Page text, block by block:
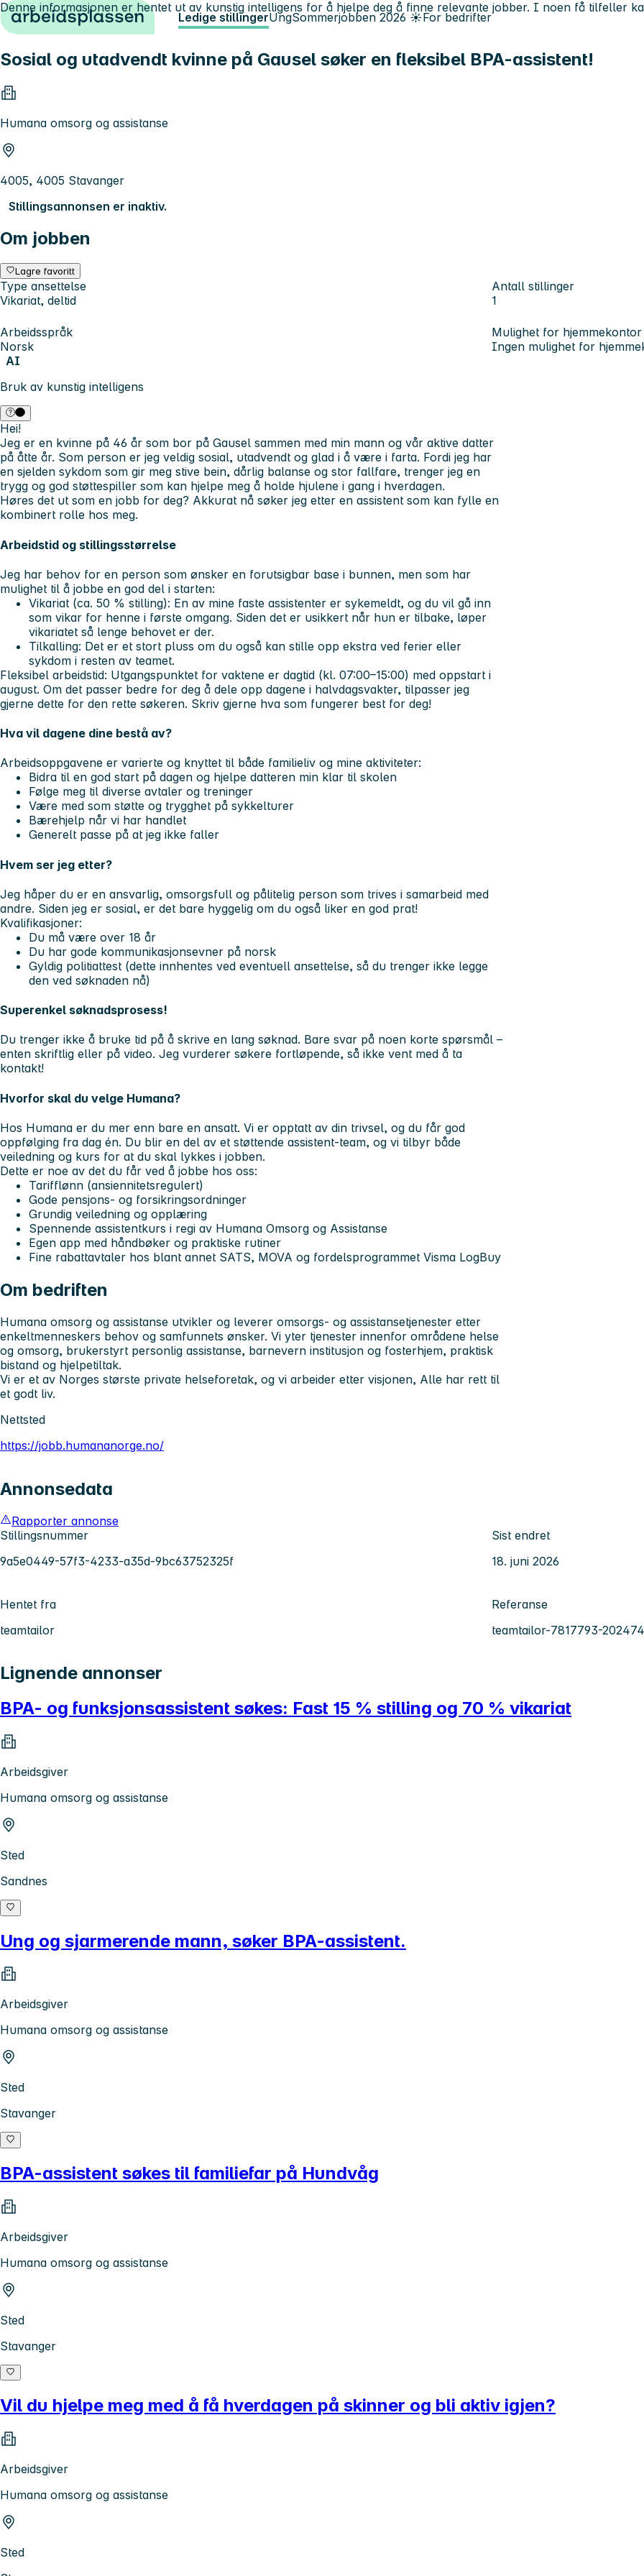
Hopp til innhold Ledige stillingerUngSommerjobben 2026 ☀️For bedrifter
Sosial og utadvendt kvinne på Gausel søker en fleksibel BPA-assistent!
Humana omsorg og assistanse
4005, 4005 Stavanger
Stillingsannonsen er inaktiv.
Om jobben
Lagre favoritt
Type ansettelse
Vikariat, deltid
Antall stillinger
1
Arbeidsspråk
Norsk
Mulighet for hjemmekontor
Ingen mulighet for
AI
Bruk av kunstig intelligens
Denne informasjonen er hentet ut av kunstig intelligens for å hjelpe deg å finne relevante jobber. I noen få tilfeller
Hei!
Jeg er en kvinne på 46 år som bor på Gausel sammen med min mann og vår aktive datter
på åtte år. Som person er jeg veldig sosial, utadvendt og glad i å være i farta. Fordi jeg har
en sjelden sykdom som gir meg stive bein, dårlig balanse og stor fallfare, trenger jeg en
trygg og god støttespiller som kan hjelpe meg å holde hjulene i gang i hverdagen.
Høres det ut som en jobb for deg? Akkurat nå søker jeg etter en assistent som kan fylle en
kombinert rolle hos meg.
Arbeidstid og stillingsstørrelse
Jeg har behov for en person som ønsker en forutsigbar base i bunnen, men som har
mulighet til å jobbe en god del i starten:
Vikariat (ca. 50 % stilling): En av mine faste assistenter er sykemeldt, og du vil gå inn
som vikar for henne i første omgang. Siden det er usikkert når hun er tilbake, løper
vikariatet så lenge behovet er der.
Tilkalling: Det er et stort pluss om du også kan stille opp ekstra ved ferier eller
sykdom i resten av teamet.
Fleksibel arbeidstid: Utgangspunktet for vaktene er dagtid (kl. 07:00–15:00) med oppstart i
august. Om det passer bedre for deg å dele opp dagene i halvdagsvakter, tilpasser jeg
gjerne dette for den rette søkeren. Skriv gjerne hva som fungerer best for deg!
Hva vil dagene dine bestå av?
Arbeidsoppgavene er varierte og knyttet til både familieliv og mine aktiviteter:
Bidra til en god start på dagen og hjelpe datteren min klar til skolen
Følge meg til diverse avtaler og treninger
Være med som støtte og trygghet på sykkelturer
Bærehjelp når vi har handlet
Generelt passe på at jeg ikke faller
Hvem ser jeg etter?
Jeg håper du er en ansvarlig, omsorgsfull og pålitelig person som trives i samarbeid med
andre. Siden jeg er sosial, er det bare hyggelig om du også liker en god prat!
Kvalifikasjoner:
Du må være over 18 år
Du har gode kommunikasjonsevner på norsk
Gyldig politiattest (dette innhentes ved eventuell ansettelse, så du trenger ikke legge
den ved søknaden nå)
Superenkel søknadsprosess!
Du trenger ikke å bruke tid på å skrive en lang søknad. Bare svar på noen korte spørsmål –
enten skriftlig eller på video. Jeg vurderer søkere fortløpende, så ikke vent med å ta
kontakt!
Hvorfor skal du velge Humana?
Hos Humana er du mer enn bare en ansatt. Vi er opptatt av din trivsel, og du får god
oppfølging fra dag én. Du blir en del av et støttende assistent-team, og vi tilbyr både
veiledning og kurs for at du skal lykkes i jobben.
Dette er noe av det du får ved å jobbe hos oss:
Tarifflønn (ansiennitetsregulert)
Gode pensjons- og forsikringsordninger
Grundig veiledning og opplæring
Spennende assistentkurs i regi av Humana Omsorg og Assistanse
Egen app med håndbøker og praktiske rutiner
Fine rabattavtaler hos blant annet SATS, MOVA og fordelsprogrammet Visma LogBuy
Om bedriften
Humana omsorg og assistanse utvikler og leverer omsorgs- og assistansetjenester etter
enkeltmenneskers behov og samfunnets ønsker. Vi yter tjenester innenfor områdene helse
og omsorg, brukerstyrt personlig assistanse, barnevern institusjon og fosterhjem, praktisk
bistand og hjelpetiltak.
Vi er et av Norges største private helseforetak, og vi arbeider etter visjonen, Alle har rett til
et godt liv.
Nettsted
https://jobb.humananorge.no/
Annonsedata
Rapporter annonse
Stillingsnummer
9a5e0449-57f3-4233-a35d-9bc63752325f
Sist endret
18. juni 2026
Hentet fra
teamtailor
Referanse
teamtailor-7817793-
Lignende annonser
BPA- og funksjonsassistent søkes: Fast 15 % stilling og 70 % vikariat
Arbeidsgiver
Humana omsorg og assistanse
Sted
Sandnes
Ung og sjarmerende mann, søker BPA-assistent.
Arbeidsgiver
Humana omsorg og assistanse
Sted
Stavanger
BPA-assistent søkes til familiefar på Hundvåg
Arbeidsgiver
Humana omsorg og assistanse
Sted
Stavanger
Vil du hjelpe meg med å få hverdagen på skinner og bli aktiv igjen?
Arbeidsgiver
Humana omsorg og assistanse
Sted